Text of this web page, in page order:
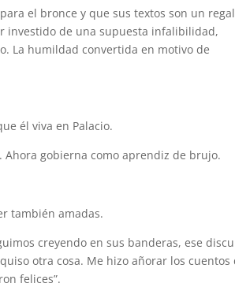
el bronce y que sus textos son un
investido de una supuesta infalibilidad,
La humildad convertida en motivo de
él viva en Palacio.
Ahora gobierna como aprendiz de brujo.
también amadas.
creyendo en sus banderas, ese
otra cosa. Me hizo añorar los cuentos
felices”.